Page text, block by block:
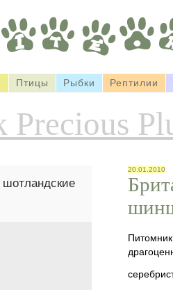
Птицы Рыбки Рептилии
шотландские
20.01.2010